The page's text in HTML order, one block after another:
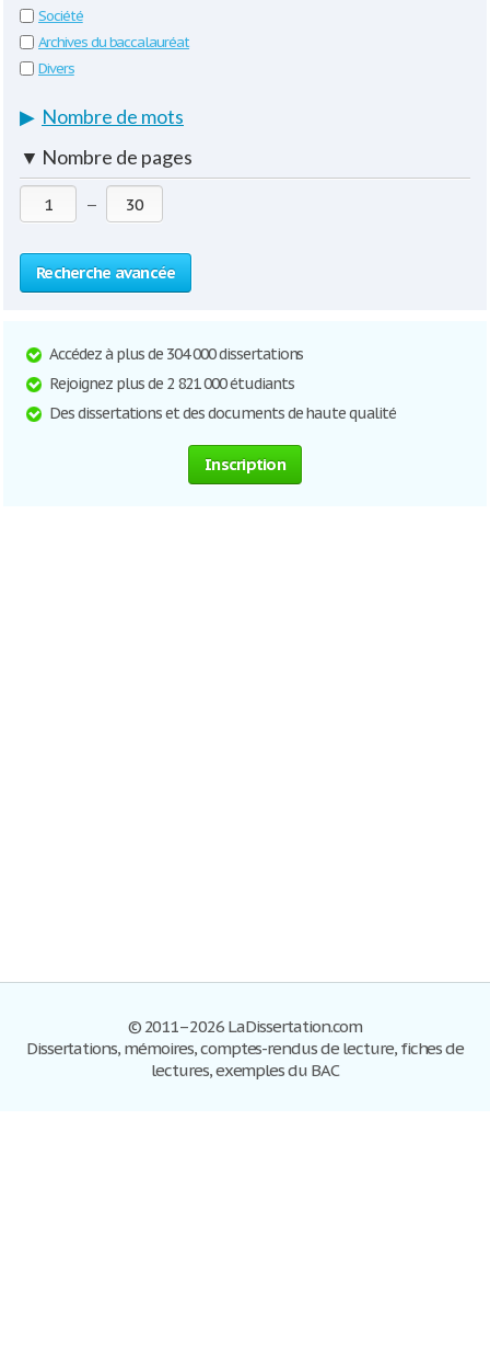
Société
Archives du baccalauréat
Divers
▶ Nombre de mots
▼ Nombre de pages
—
Recherche avancée
Accédez à plus de 304 000 dissertations
Rejoignez plus de 2 821 000 étudiants
Des dissertations et des documents de haute qualité
Inscription
© 2011–2026 LaDissertation.com
Dissertations, mémoires, comptes-rendus de lecture, fiches de
lectures, exemples du BAC